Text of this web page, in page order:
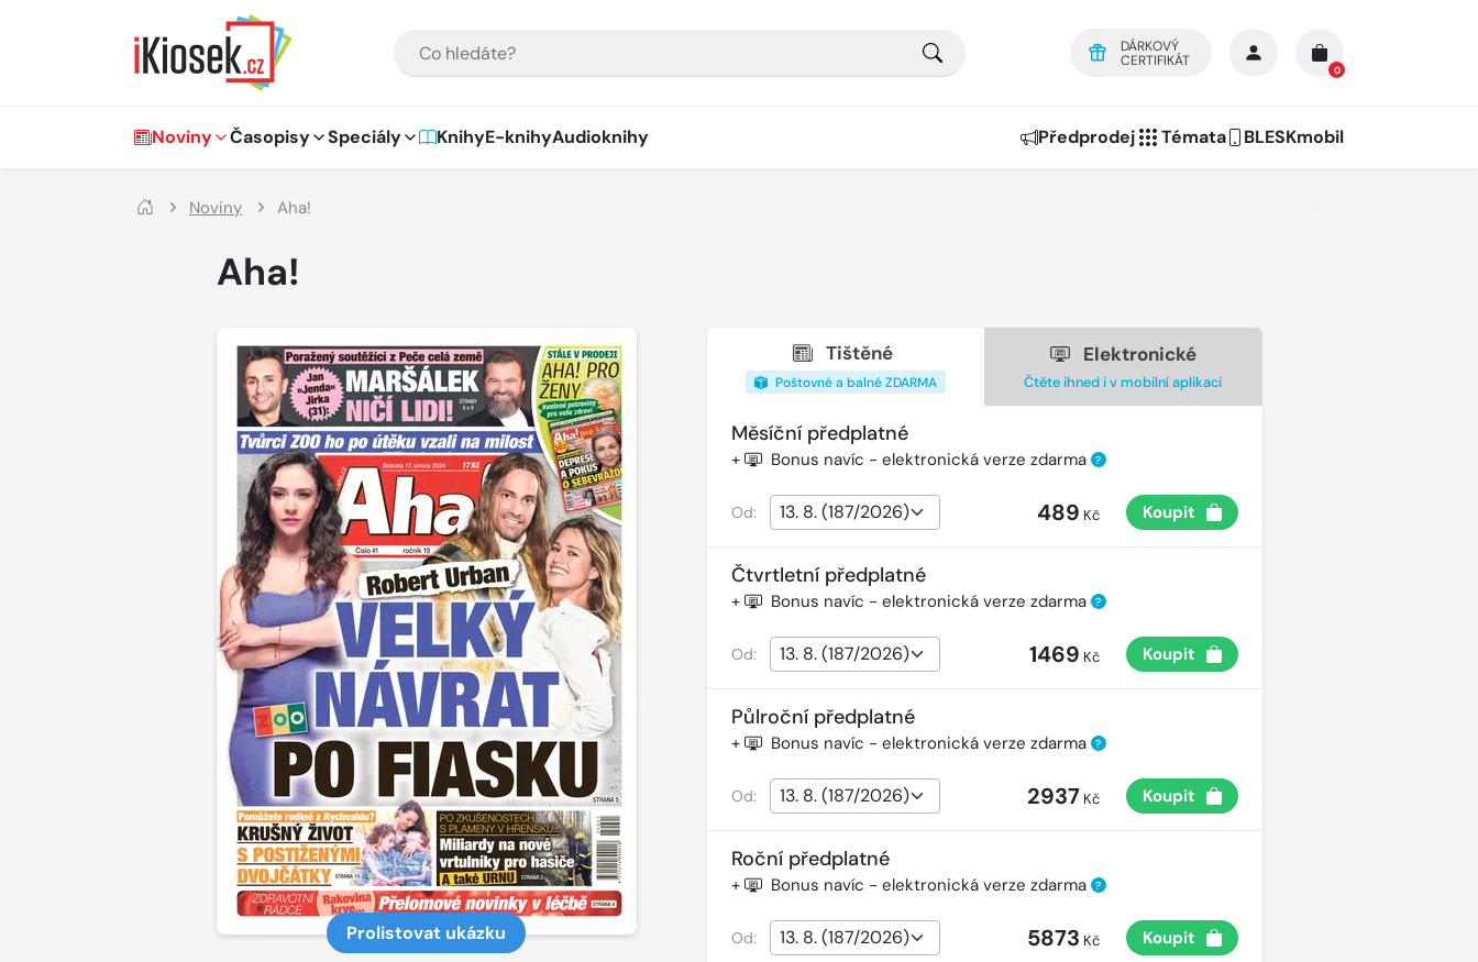
DÁRKOVÝ
CERTIFIKÁT
0
Hlavní navigace
Noviny Časopisy Speciály KnihyE-knihyAudioknihy Předprodej Témata BLESKmobil
Noviny Aha!
Aha!
Prolistovat ukázku
Tištěné
Poštovné a balné ZDARMA
Elektronické
Čtěte ihned i v mobilní aplikaci
Měsíční předplatné
+ Bonus navíc - elektronická verze zdarma ?
Od: 489 Kč Koupit
Čtvrtletní předplatné
+ Bonus navíc - elektronická verze zdarma ?
Od: 1469 Kč Koupit
Půlroční předplatné
+ Bonus navíc - elektronická verze zdarma ?
Od: 2937 Kč Koupit
Roční předplatné
+ Bonus navíc - elektronická verze zdarma ?
Od: 5873 Kč Koupit